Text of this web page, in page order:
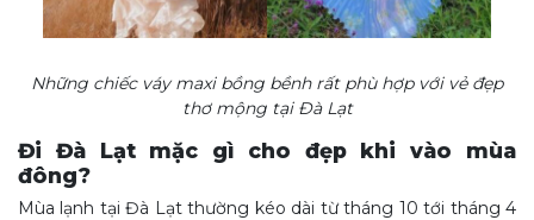
Những chiếc váy maxi bồng bềnh rất phù hợp với vẻ đẹp
thơ mộng tại Đà Lạt
Đi Đà Lạt mặc gì cho đẹp khi vào mùa
đông?
Mùa lạnh tại Đà Lạt thường kéo dài từ tháng 10 tới tháng 4